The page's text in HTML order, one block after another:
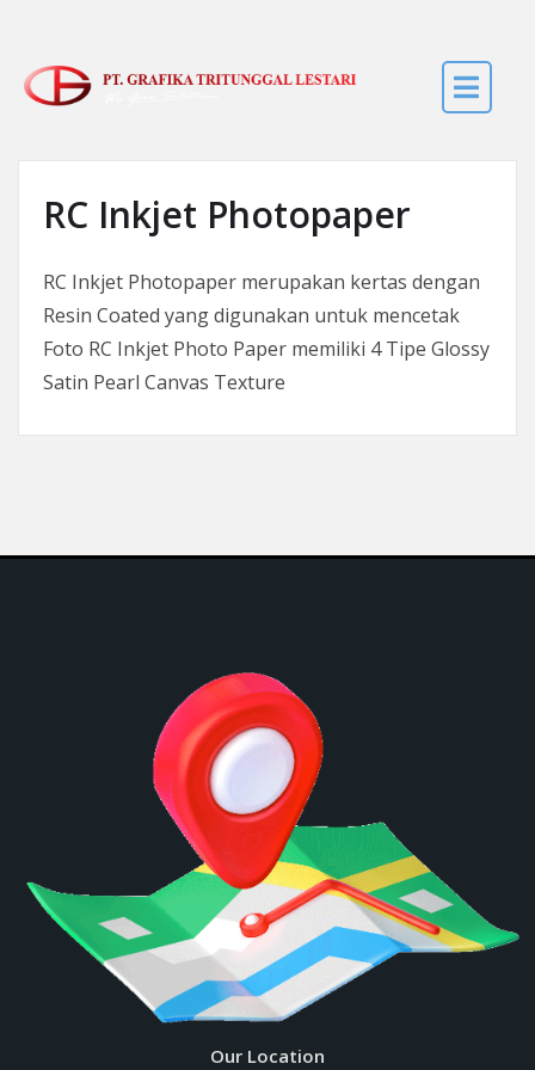
RC Inkjet Photopaper
RC Inkjet Photopaper merupakan kertas dengan
Resin Coated yang digunakan untuk mencetak
Foto RC Inkjet Photo Paper memiliki 4 Tipe Glossy
Satin Pearl Canvas Texture
Our Location